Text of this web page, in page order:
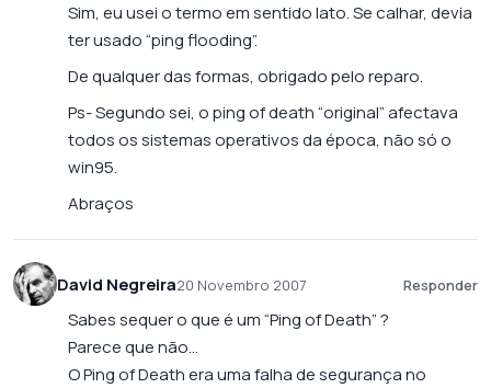
Sim, eu usei o termo em sentido lato. Se calhar, devia
ter usado “ping flooding”.
De qualquer das formas, obrigado pelo reparo.
Ps- Segundo sei, o ping of death “original” afectava
todos os sistemas operativos da época, não só o
win95.
Abraços
David Negreira20 Novembro 2007 Responder
Sabes sequer o que é um “Ping of Death” ?
Parece que não…
O Ping of Death era uma falha de segurança no